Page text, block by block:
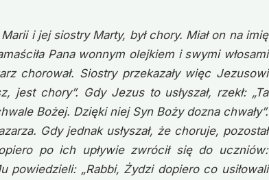
i jej siostry Marty, był chory. Miał on na imię
Pana wonnym olejkiem i swymi włosami
chorował. Siostry przekazały więc Jezusowi
jest chory”. Gdy Jezus to usłyszał, rzekł: „Ta
Bożej. Dzięki niej Syn Boży dozna chwały”.
Gdy jednak usłyszał, że choruje, pozostał
po ich upływie zwrócił się do uczniów:
powiedzieli: „Rabbi, Żydzi dopiero co usiłowali